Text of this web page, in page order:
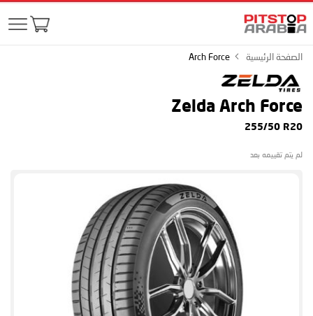
الصفحة الرئيسية Arch Force
Zelda Arch Force
255/50 R20
لم يتم تقييمه بعد